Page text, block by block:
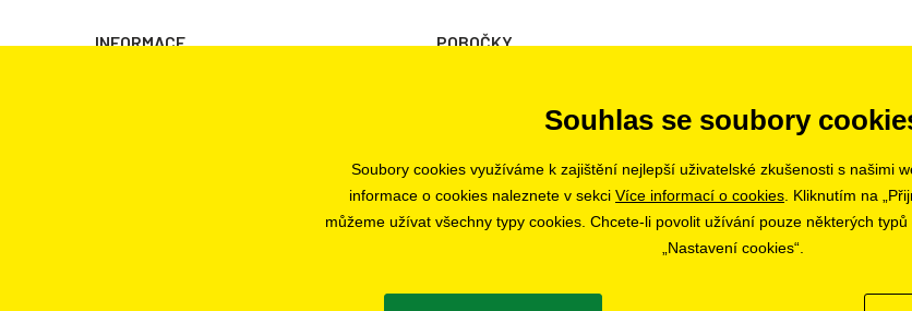
INFORMACE POBOČKY
Ostrava
Zlín
Olomouc
Souhlas se soubory
Soubory cookies využíváme k zajištění nejlepší uživatelské zkušenosti s našimi
informace o cookies naleznete v sekci Více informací o cookies . Kliknutím na
můžeme užívat všechny typy cookies. Chcete-li povolit užívání pouze některých
„Nastavení cookies“.